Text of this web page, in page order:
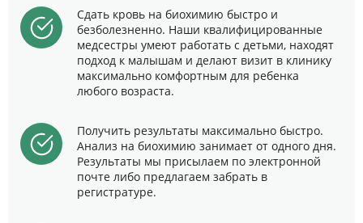
Сдать кровь на биохимию быстро и
безболезненно. Наши квалифицированные
медсестры умеют работать с детьми, находят
подход к малышам и делают визит в клинику
максимально комфортным для ребенка
любого возраста.
Получить результаты максимально быстро.
Анализ на биохимию занимает от одного дня.
Результаты мы присылаем по электронной
почте либо предлагаем забрать в
регистратуре.